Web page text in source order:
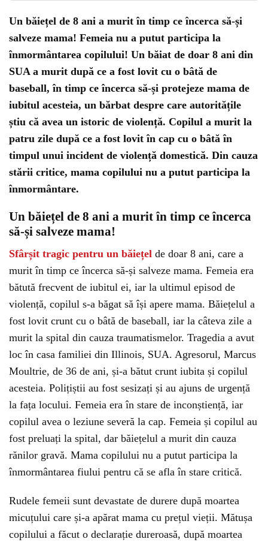
Un băiețel de 8 ani a murit în timp ce încerca să-și
salveze mama! Femeia nu a putut participa la
înmormântarea copilului! Un băiat de doar 8 ani din
SUA a murit după ce a fost lovit cu o bâtă de
baseball, în timp ce încerca să-și protejeze mama de
iubitul acesteia, un bărbat despre care autoritățile
știu că avea un istoric de violență. Copilul a murit la
patru zile după ce a fost lovit în cap cu o bâtă în
timpul unui incident de violență domestică. Din cauza
stării critice, mama copilului nu a putut participa la
înmormântare.
Un băiețel de 8 ani a murit în timp ce încerca
să-și salveze mama!
Sfârșit tragic pentru un băiețel de doar 8 ani, care a
murit în timp ce încerca să-și salveze mama. Femeia era
bătută frecvent de iubitul ei, iar la ultimul episod de
violență, copilul s-a băgat să își apere mama. Băiețelul a
fost lovit crunt cu o bâtă de baseball, iar la câteva zile a
murit la spital din cauza traumatismelor. Tragedia a avut
loc în casa familiei din Illinois, SUA. Agresorul, Marcus
Moultrie, de 36 de ani, și-a bătut crunt iubita și copilul
acesteia. Polițiștii au fost sesizați și au ajuns de urgență
la fața locului. Femeia era în stare de inconștiență, iar
copilul avea o leziune severă la cap. Femeia și copilul au
fost preluați la spital, dar băiețelul a murit din cauza
rănilor gravă. Mama copilului nu a putut participa la
înmormântarea fiului pentru că se afla în stare critică.
Rudele femeii sunt devastate de durere după moartea
micuțului care și-a apărat mama cu prețul vieții. Mătușa
copilului a făcut o declarație dureroasă, după moartea